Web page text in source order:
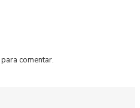
para comentar.